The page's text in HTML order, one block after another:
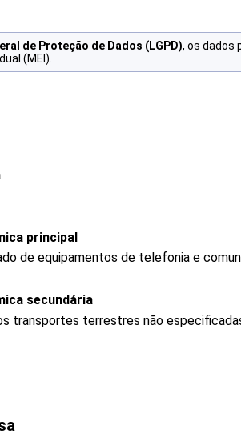
de Proteção de Dados (LGPD), os dados
(MEI).
principal
de equipamentos de telefonia e
secundária
transportes terrestres não